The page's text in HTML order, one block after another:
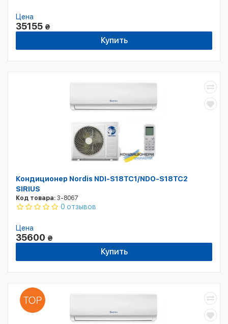
Цена
35155 ₴
Купить
Кондиционер Nordis NDI-S18TC1/NDO-S18TC2
SIRIUS
Код товара: 3-8067
0 отзывов
Цена
35600 ₴
Купить